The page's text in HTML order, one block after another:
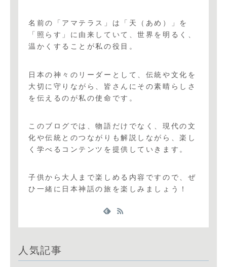
名前の「アマテラス」は「天（あめ）」を
「照らす」に由来していて、世界を明るく、
温かくすることが私の役目。
日本の神々のリーダーとして、伝統や文化を
大切に守りながら、皆さんにその素晴らしさ
を伝えるのが私の使命です。
このブログでは、物語だけでなく、現代の文
化や伝統とのつながりも解説しながら、楽し
く学べるコンテンツを提供していきます。
子供から大人まで楽しめる内容ですので、ぜ
ひ一緒に日本神話の旅を楽しみましょう！
人気記事